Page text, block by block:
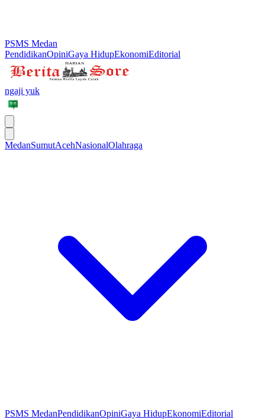
PSMS Medan
PendidikanOpiniGaya HidupEkonomiEditorial
ngaji yuk
MedanSumutAcehNasionalOlahraga
PSMS MedanPendidikanOpiniGaya HidupEkonomiEditorial